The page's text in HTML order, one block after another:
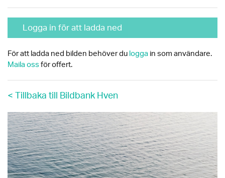
Logga in för att ladda ned
För att ladda ned bilden behöver du logga in som användare.
Maila oss för offert.
< Tillbaka till Bildbank Hven